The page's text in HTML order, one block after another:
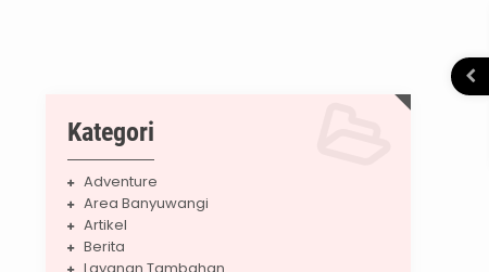
Kategori
Adventure
Area Banyuwangi
Artikel
Berita